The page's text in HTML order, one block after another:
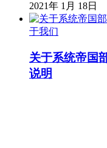
2021年 1月 18日
于我们
关于系统帝国
说明